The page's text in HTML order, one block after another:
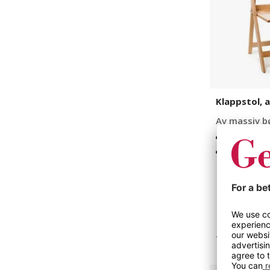
Klappstol,
Av massiv
Massivt tre
Lett å
1 varianter
1 145 kr